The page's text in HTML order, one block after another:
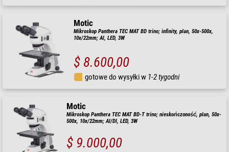
Motic
Mikroskop Panthera TEC MAT BD trino; infinity, plan, 50x-500x,
10x/22mm; Al, LED, 3W
$ 8.600,00
gotowe do wysyłki w 1-2 tygodni
Motic
Mikroskop Panthera TEC MAT BD-T trino; nieskończoność, plan, 50x-
500x, 10x/22mm; Al/Dl, LED, 3W
$ 9.000,00